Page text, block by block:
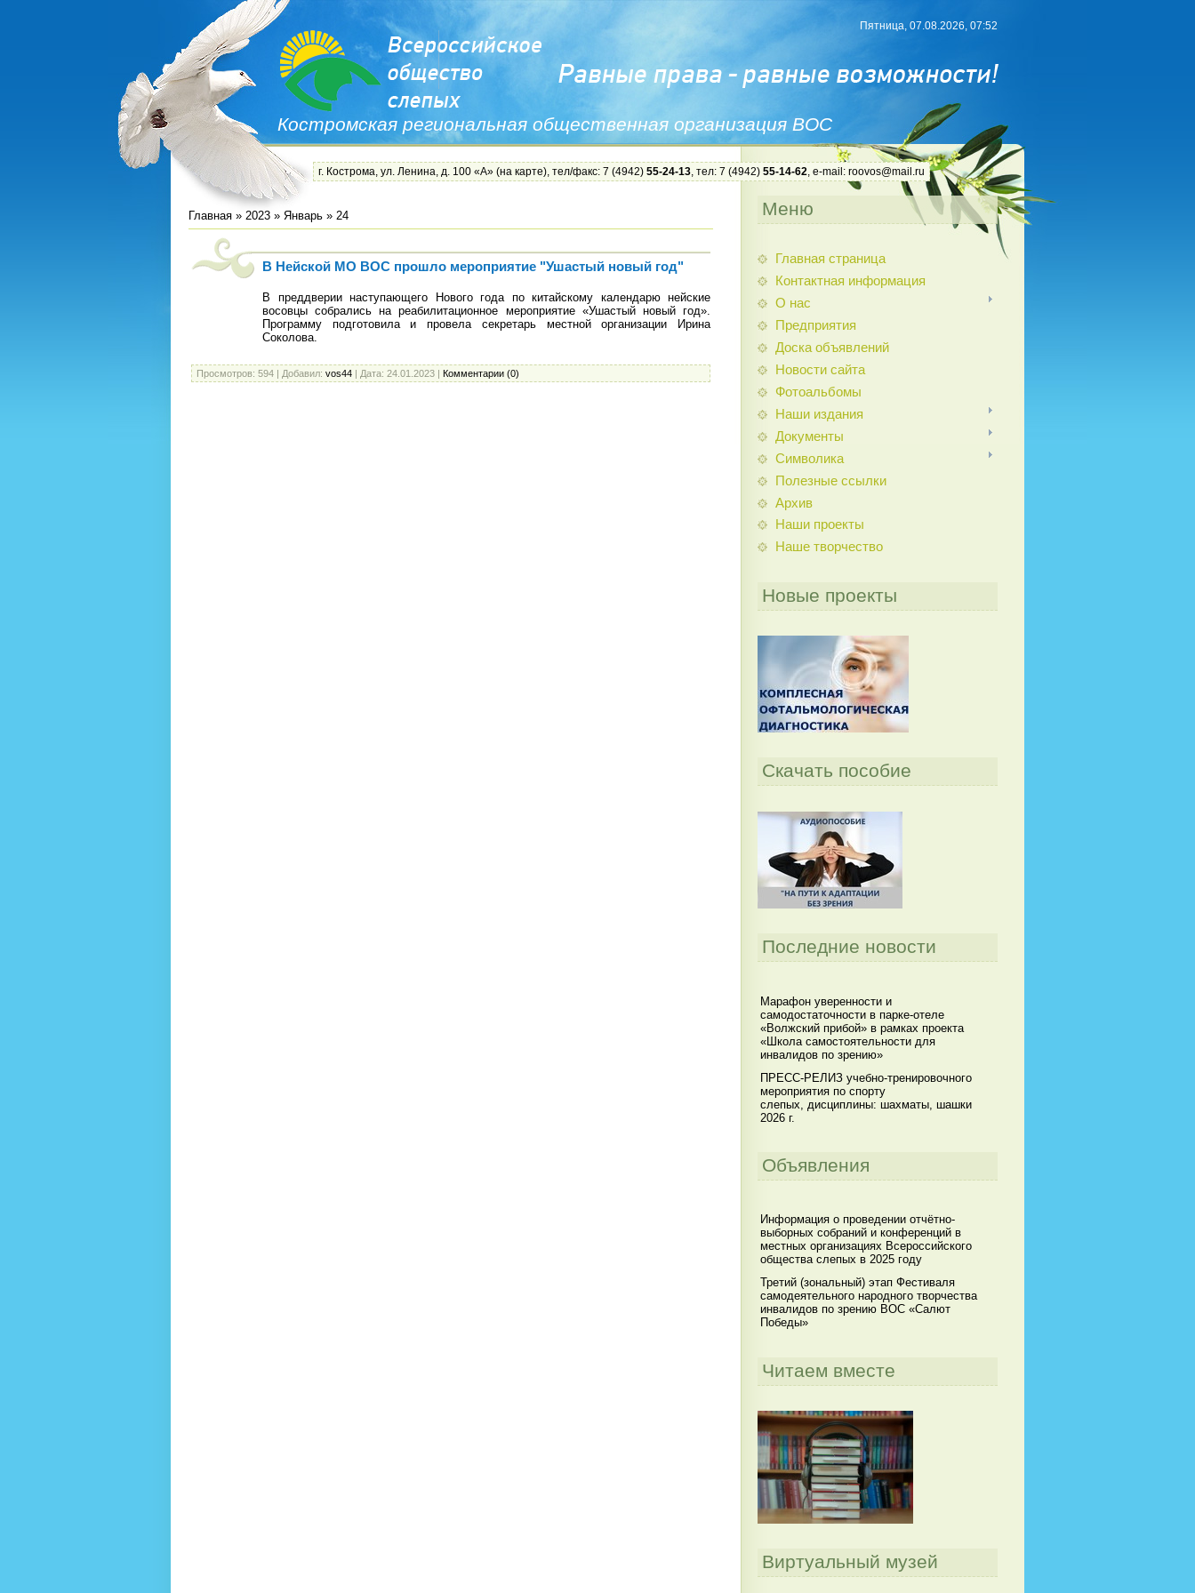
Костромская региональная общественная организация ВОС
Пятница, 07.08.2026, 07:52
г. Кострома, ул. Ленина, д. 100 «А» (на карте), тел/факс: 7 (4942) 55-24-13, тел: 7 (4942) 55-14-62, e-mail: roovos@mail.ru
Главная » 2023 » Январь » 24
В Нейской МО ВОС прошло мероприятие "Ушастый новый год"
В преддверии наступающего Нового года по китайскому календарю нейские
восовцы собрались на реабилитационное мероприятие «Ушастый новый год».
Программу подготовила и провела секретарь местной организации Ирина
Соколова.
Просмотров: 594 | Добавил: vos44 | Дата: 24.01.2023 | Комментарии (0)
Меню
Главная страница
Контактная информация
О нас
Предприятия
Доска объявлений
Новости сайта
Фотоальбомы
Наши издания
Документы
Символика
Полезные ссылки
Архив
Наши проекты
Наше творчество
Новые проекты
Скачать пособие
Последние новости
Марафон уверенности и
самодостаточности в парке-отеле
«Волжский прибой» в рамках проекта
«Школа самостоятельности для
инвалидов по зрению»
ПРЕСС-РЕЛИЗ учебно-тренировочного
мероприятия по спорту
слепых, дисциплины: шахматы, шашки
2026 г.
Объявления
Информация о проведении отчётно-
выборных собраний и конференций в
местных организациях Всероссийского
общества слепых в 2025 году
Третий (зональный) этап Фестиваля
самодеятельного народного творчества
инвалидов по зрению ВОС «Салют
Победы»
Читаем вместе
Виртуальный музей